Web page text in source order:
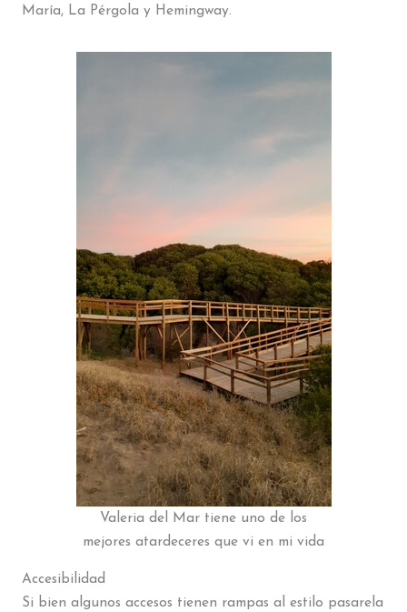
María, La Pérgola y Hemingway.
Valeria del Mar tiene uno de los
mejores atardeceres que vi en mi vida
Accesibilidad
Si bien algunos accesos tienen rampas al estilo pasarela